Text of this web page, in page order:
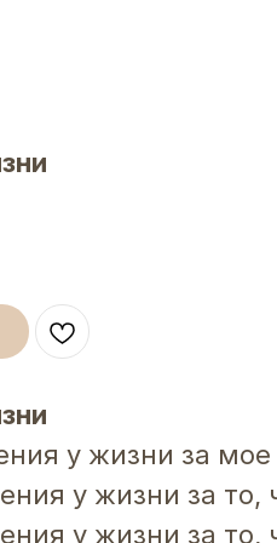
у жизни за мое
у жизни за то,
у жизни за то,